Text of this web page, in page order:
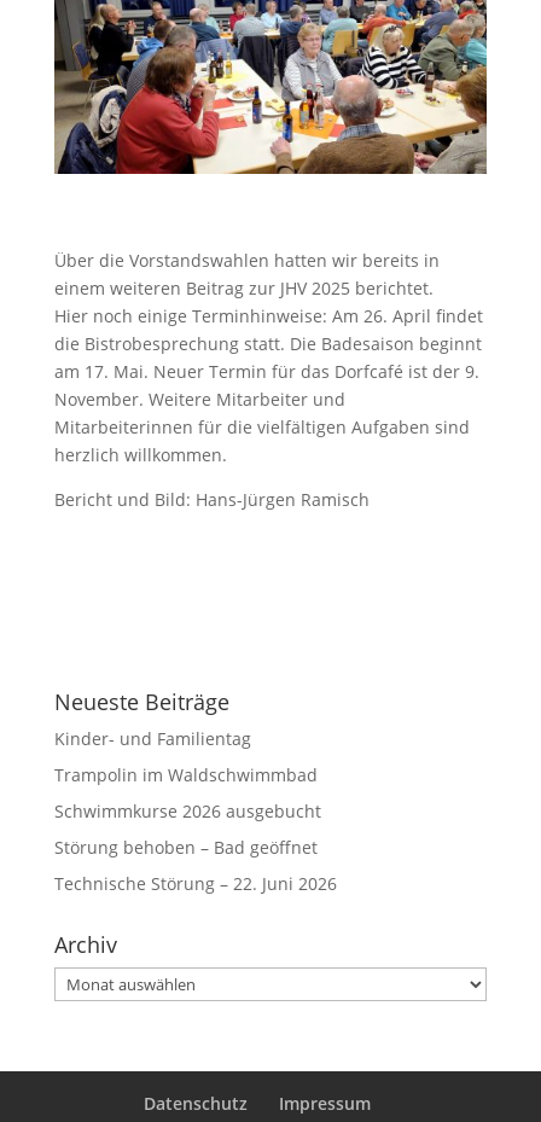
Über die Vorstandswahlen hatten wir bereits in
einem weiteren Beitrag zur JHV 2025 berichtet.
Hier noch einige Terminhinweise: Am 26. April findet
die Bistrobesprechung statt. Die Badesaison beginnt
am 17. Mai. Neuer Termin für das Dorfcafé ist der 9.
November. Weitere Mitarbeiter und
Mitarbeiterinnen für die vielfältigen Aufgaben sind
herzlich willkommen.
Bericht und Bild: Hans-Jürgen Ramisch
Neueste Beiträge
Kinder- und Familientag
Trampolin im Waldschwimmbad
Schwimmkurse 2026 ausgebucht
Störung behoben – Bad geöffnet
Technische Störung – 22. Juni 2026
Archiv
Archiv
Datenschutz Impressum